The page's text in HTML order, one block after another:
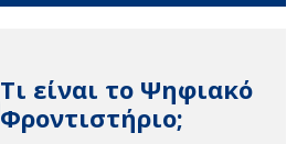
Τι είναι το Ψηφιακό
Φροντιστήριο;